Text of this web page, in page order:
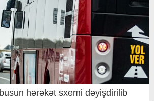
hərəkət sxemi dəyişdirilib